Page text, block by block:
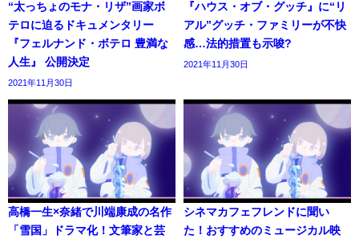
“太っちょのモナ・リザ”画家ボ
テロに迫るドキュメンタリー
『フェルナンド・ボテロ 豊満な
人生』 公開決定
2021年11月30日
『ハウス・オブ・グッチ』に“リ
アル”グッチ・ファミリーが不快
感…法的措置も示唆?
2021年11月30日
高橋一生×奈緒で川端康成の名作
「雪国」ドラマ化！文筆家と芸
シネマカフェフレンドに聞い
た！おすすめのミュージカル映